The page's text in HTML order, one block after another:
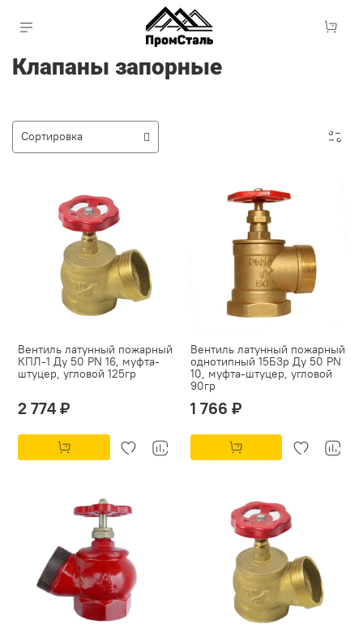
Клапаны запорные
Вентиль латунный пожарный
КПЛ-1 Ду 50 PN 16, муфта-
штуцер, угловой 125гр
2 774 ₽
Вентиль латунный пожарный
однотипный 15Б3р Ду 50 PN
10, муфта-штуцер, угловой
90гр
1 766 ₽